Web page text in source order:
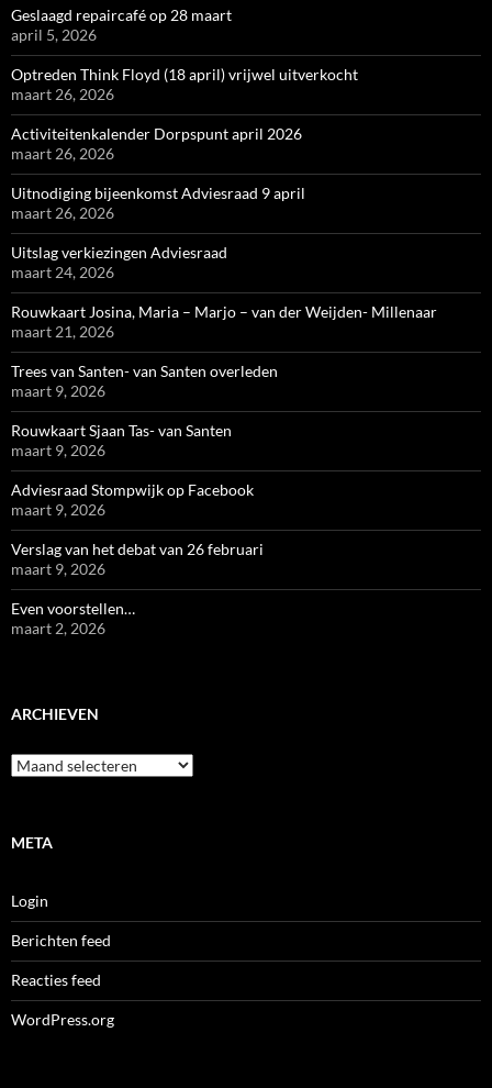
Geslaagd repaircafé op 28 maart
april 5, 2026
Optreden Think Floyd (18 april) vrijwel uitverkocht
maart 26, 2026
Activiteitenkalender Dorpspunt april 2026
maart 26, 2026
Uitnodiging bijeenkomst Adviesraad 9 april
maart 26, 2026
Uitslag verkiezingen Adviesraad
maart 24, 2026
Rouwkaart Josina, Maria – Marjo – van der Weijden- Millenaar
maart 21, 2026
Trees van Santen- van Santen overleden
maart 9, 2026
Rouwkaart Sjaan Tas- van Santen
maart 9, 2026
Adviesraad Stompwijk op Facebook
maart 9, 2026
Verslag van het debat van 26 februari
maart 9, 2026
Even voorstellen…
maart 2, 2026
ARCHIEVEN
Archieven
META
Login
Berichten feed
Reacties feed
WordPress.org